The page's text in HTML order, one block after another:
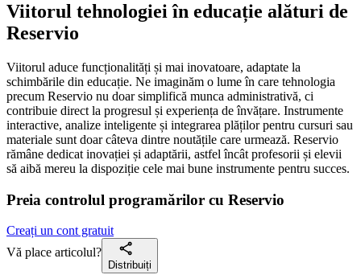
Viitorul tehnologiei în educație alături de
Reservio
Viitorul aduce funcționalități și mai inovatoare, adaptate la
schimbările din educație. Ne imaginăm o lume în care tehnologia
precum Reservio nu doar simplifică munca administrativă, ci
contribuie direct la progresul și experiența de învățare. Instrumente
interactive, analize inteligente și integrarea plăților pentru cursuri sau
materiale sunt doar câteva dintre noutățile care urmează. Reservio
rămâne dedicat inovației și adaptării, astfel încât profesorii și elevii
să aibă mereu la dispoziție cele mai bune instrumente pentru succes.
Preia controlul programărilor cu Reservio
Creați un cont gratuit
Vă place articolul?
Distribuiți